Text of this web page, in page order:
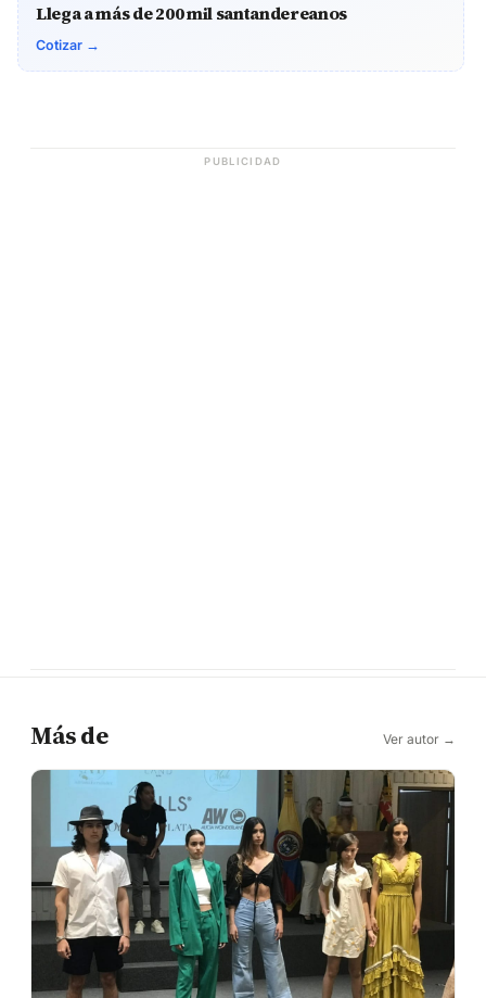
Llega a más de 200 mil santandereanos
Cotizar →
PUBLICIDAD
Más de Ver autor →